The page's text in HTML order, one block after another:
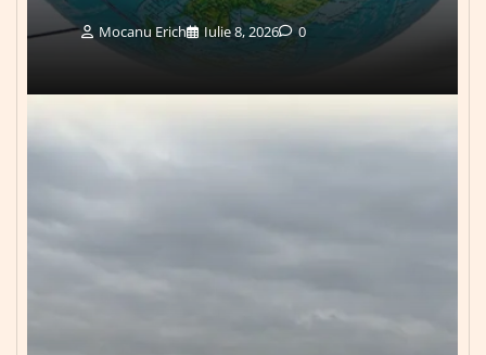
Mocanu Erich Iulie 8, 2026 0